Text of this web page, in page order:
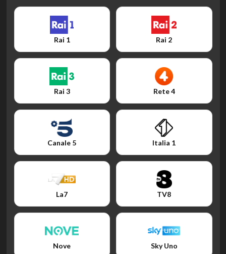
Rai 1 Rai 2
Rai 3 Rete 4
Canale 5 Italia 1
La7 TV8
Nove Sky Uno